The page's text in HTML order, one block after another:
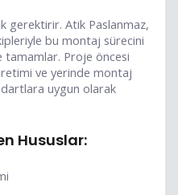
gerektirir. Atik Paslanmaz,
bu montaj sürecini
tamamlar. Proje öncesi
ve yerinde montaj
uygun olarak
Hususlar: